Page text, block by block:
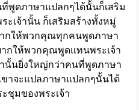
พูดภาษาแปลกๆได้นั้นก็เสริม
ะเจ้านั้น ก็เสริมสร้างทั้งหมู่
กให้พวกคุณทุกคนพูดภาษา
กให้พวกคุณพูดแทนพระเจ้า
นั้นยิ่งใหญ่กว่าคนที่พูดภาษา
ขาจะแปลภาษาแปลกๆนั้นได้
ชุมของพระเจ้า